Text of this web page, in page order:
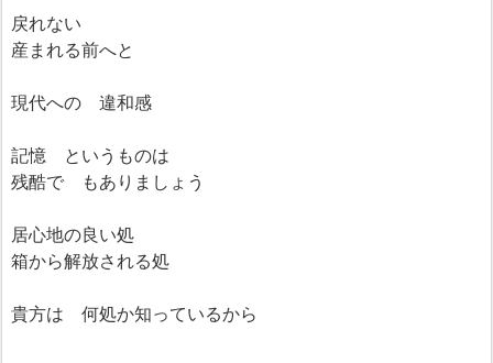
戻れない
産まれる前へと
現代への 違和感
記憶 というものは
残酷で もありましょう
居心地の良い処
箱から解放される処
貴方は 何処か知っているから